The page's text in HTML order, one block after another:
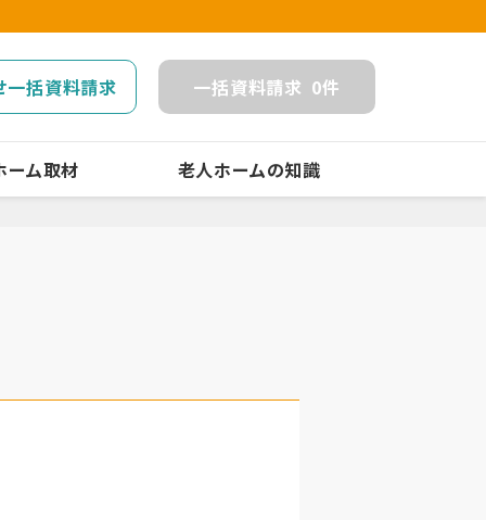
一括資料請求 一括資料請求 0件
ーム取材 老人ホームの知識